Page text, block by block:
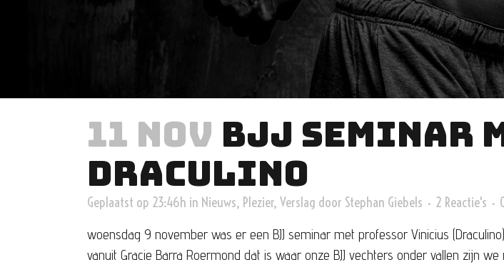
11 NOV BJJ SEMINAR
DRACULINO
Geplaatst op 23:46h in Nieuws, Plezier, Verslag door Stephan Giebels 2 Reactie's
woensdag 9 november was er een BJJ seminar met professor Vinicius
vanuit Gracie Barra Roermond dat is waar onze BJJ vechters onder vallen zijn